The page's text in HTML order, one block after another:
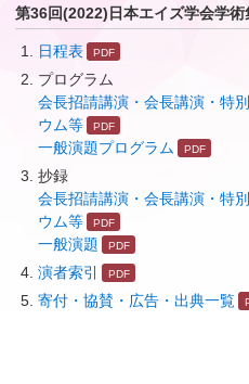
第36回(2022)日本エイズ学会学
日程表
プログラム
会長招請講演・会長講演・特
ウム等
一般演題プログラム
抄録
会長招請講演・会長講演・特
ウム等
一般演題
演者索引
寄付・協賛・広告・出典一覧